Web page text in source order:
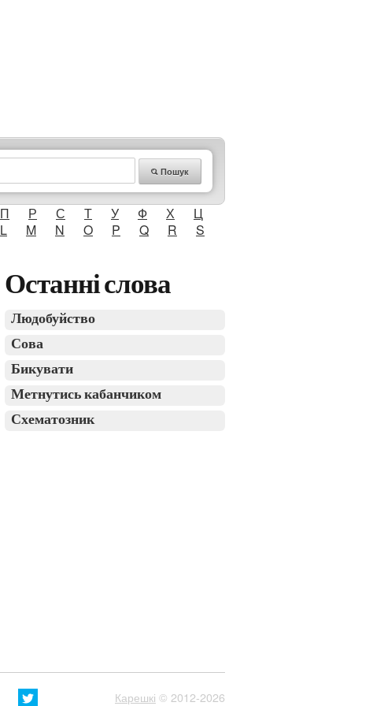
Пошук
П Р С Т У Ф Х
Ц
L M N O P Q R
S
Останні слова
Людобуйство
Сова
Бикувати
Метнутись кабанчиком
Схематозник
Карешкі © 2012-2026